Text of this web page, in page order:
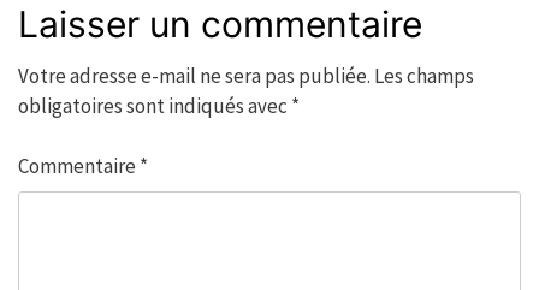
Laisser un commentaire
Votre adresse e-mail ne sera pas publiée. Les champs
obligatoires sont indiqués avec *
Commentaire *